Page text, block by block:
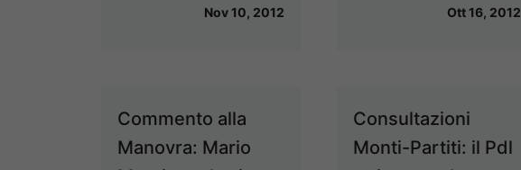
Nov 10, 2012 Ott 16, 2012
Commento alla
Manovra: Mario
Consultazioni
Monti-Partiti: il Pdl